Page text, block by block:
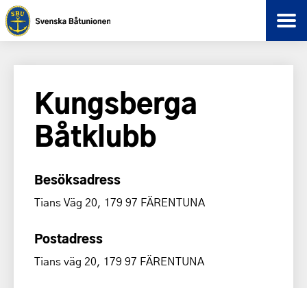
Kungsberga
Båtklubb
Besöksadress
Tians Väg 20, 179 97 FÄRENTUNA
Postadress
Tians väg 20, 179 97 FÄRENTUNA